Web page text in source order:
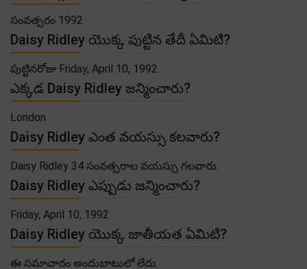
సంవత్సరం 1992
Daisy Ridley యొక్క పుట్టిన తేదీ ఏమిటి?
పుట్టినరోజు Friday, April 10, 1992.
ఎక్కడ Daisy Ridley జన్మించారు?
London
Daisy Ridley ఎంత వయస్సు కలవారు?
Daisy Ridley 34 సంవత్సరాల వయస్సు గలవారు.
Daisy Ridley ఎప్పుడు జన్మించారు?
Friday, April 10, 1992
Daisy Ridley యొక్క జాతీయత ఏమిటి?
ఈ సమాచారం అందుబాటులో లేదు.